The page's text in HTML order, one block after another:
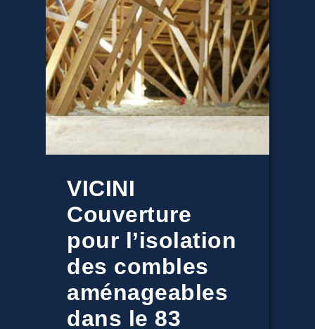
VICINI
Couverture
pour l’isolation
des combles
aménageables
dans le 83